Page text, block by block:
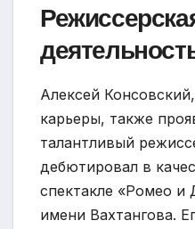
Алексей
карьеры, также
талантливый
дебютировал в
спектакле «Ромео и
имени Вахтангова.